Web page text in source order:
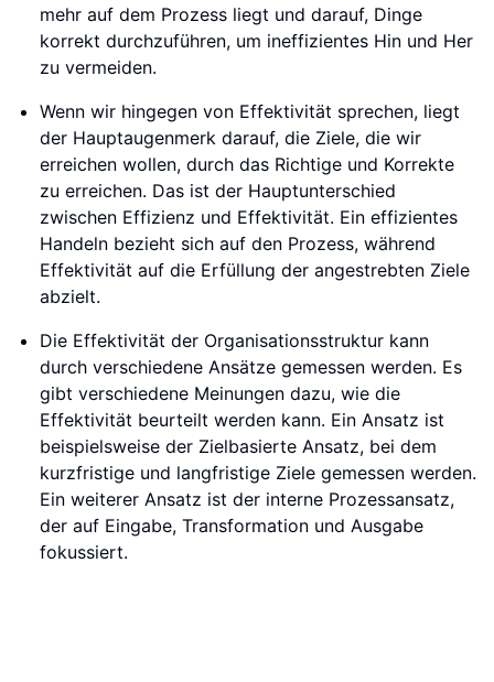
mehr auf dem Prozess liegt und darauf, Dinge
korrekt durchzuführen, um ineffizientes Hin und Her
zu vermeiden.
Wenn wir hingegen von Effektivität sprechen, liegt
der Hauptaugenmerk darauf, die Ziele, die wir
erreichen wollen, durch das Richtige und Korrekte
zu erreichen. Das ist der Hauptunterschied
zwischen Effizienz und Effektivität. Ein effizientes
Handeln bezieht sich auf den Prozess, während
Effektivität auf die Erfüllung der angestrebten Ziele
abzielt.
Die Effektivität der Organisationsstruktur kann
durch verschiedene Ansätze gemessen werden. Es
gibt verschiedene Meinungen dazu, wie die
Effektivität beurteilt werden kann. Ein Ansatz ist
beispielsweise der Zielbasierte Ansatz, bei dem
kurzfristige und langfristige Ziele gemessen werden.
Ein weiterer Ansatz ist der interne Prozessansatz,
der auf Eingabe, Transformation und Ausgabe
fokussiert.